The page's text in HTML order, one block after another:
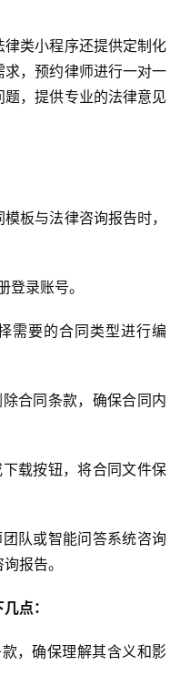
类小程序还提供定制化
，预约律师进行一对一
，提供专业的法律意见
板与法律咨询报告时，
登录账号。
需要的合同类型进行编
合同条款，确保合同内
载按钮，将合同文件保
队或智能问答系统咨询
报告。
点：
，确保理解其含义和影